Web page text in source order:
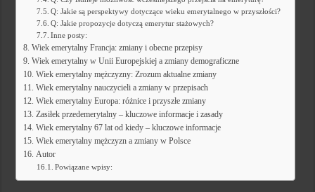
Q: Jakie są perspektywy dotyczące wieku emerytalnego w przyszłości?
Q: Jakie propozycje dotyczą emerytur stażowych?
Inne posty:
Wiek emerytalny Francja: zmiany i obecne przepisy
Wiek emerytalny w Unii Europejskiej a zmiany demograficzne
Wiek emerytalny mężczyzny: Zrozum aktualne zmiany
Wiek emerytalny nauczycieli a zmiany w przepisach
Wiek emerytalny Europa: różnice i przyszłe zmiany
Zasiłek przedemerytalny – kluczowe informacje i zasady
Wiek emerytalny 67 lat od kiedy – kluczowe informacje
Wiek emerytalny mężczyzn a zmiany w Polsce
Autor
Powiązane wpisy: